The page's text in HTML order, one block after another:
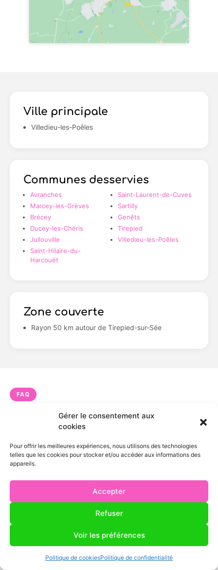
Gérer le consentement aux
cookies
Pour offrir les meilleures expériences, nous utilisons des technologies
telles que les cookies pour stocker et/ou accéder aux informations des
appareils.
Accepter
Refuser
Voir les préférences
Politique de cookiesPolitique de confidentialité
Ville principale
Villedieu-les-Poêles
Communes desservies
Avranches
Marcey-les-Grèves
Brécey
Ducey-les-Chéris
Jullouville
Saint-Hilaire-du-
Harcouët
Saint-Laurent-de-Cuves
Sartilly
Genêts
Tirepied
Villedieu-les-Poêles
Zone couverte
Rayon 50 km autour de Tirepied-sur-Sée
FAQ
FAQ — entretien climatisation
maison à Villedieu-les-Poêles
Intervenez-vous bien à Villedieu-les-Poêles
pour l’entretien climatisation maison ?
Quel est le tarif pour un entretien
Quel délai pour un entretien climatisation